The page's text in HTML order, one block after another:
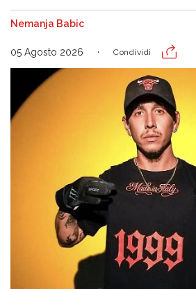
Nemanja Babic
05 Agosto 2026 Condividi